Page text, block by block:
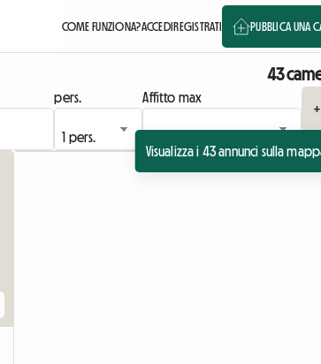
COME FUNZIONA?ACCEDIREGISTRATI PUBBLICA UNA
43
pers.
Affitto max
Visualizza i 43 annunci sulla